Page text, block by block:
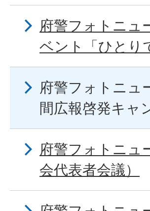
府警フォトニュ
ベント「ひとり
府警フォトニュ
間広報啓発キャ
府警フォトニュ
会代表者会議）